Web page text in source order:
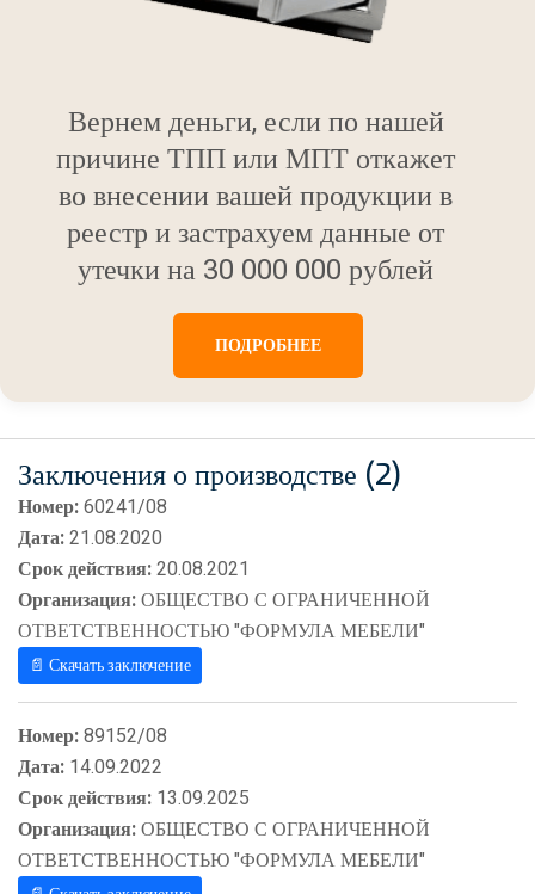
Вернем деньги, если по нашей
причине ТПП или МПТ откажет
во внесении вашей продукции в
реестр и застрахуем данные от
утечки на 30 000 000 рублей
ПОДРОБНЕЕ
Заключения о производстве (2)
Номер:60241/08
Дата:21.08.2020
Срок действия:20.08.2021
Организация:ОБЩЕСТВО С ОГРАНИЧЕННОЙ
ОТВЕТСТВЕННОСТЬЮ "ФОРМУЛА МЕБЕЛИ"
📄 Скачать заключение
Номер:89152/08
Дата: 14.09.2022
Срок действия: 13.09.2025
Организация:ОБЩЕСТВО С ОГРАНИЧЕННОЙ
ОТВЕТСТВЕННОСТЬЮ "ФОРМУЛА МЕБЕЛИ"